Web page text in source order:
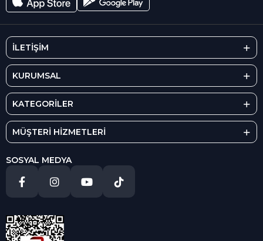
İLETİŞİM
KURUMSAL
KATEGORİLER
MÜŞTERİ HİZMETLERİ
SOSYAL MEDYA